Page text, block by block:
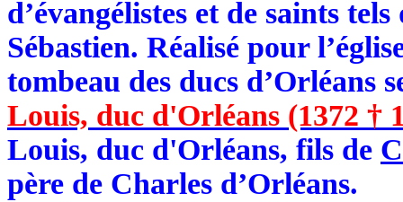
d’évangélistes et de saints
Sébastien. Réalisé pour
tombeau des ducs d’Orléans
Louis, duc d'Orléans (1372 †
Louis, duc d'Orléans, fils de
père de Charles d’Orléans.